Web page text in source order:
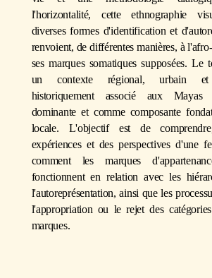
l'horizontalité, cette ethnographie
diverses formes d'identification et
renvoient, de différentes manières, à
ses marques somatiques supposées. Le
un contexte régional, urbain et
historiquement associé aux Mayas
dominante et comme composante
locale. L'objectif est de
expériences et des perspectives d'une
comment les marques
fonctionnent en relation avec les
l'autoreprésentation, ainsi que les
l'appropriation ou le rejet des
marques.